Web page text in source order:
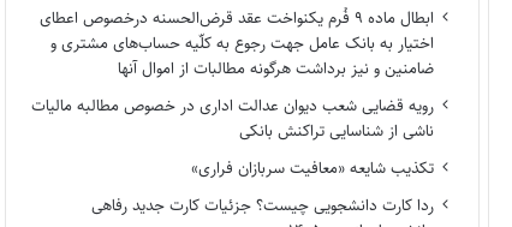
ابطال ماده ۹ فُرم یکنواخت عقد قرض‌الحسنه درخصوص اعطای
اختیار به بانک عامل جهت رجوع به کلّیه حساب‌های مشتری و
ضامنین و نیز برداشت هرگونه مطالبات از اموال آنها
رویه قضایی شعب دیوان عدالت اداری در خصوص مطالبه مالیات
ناشی از شناسایی تراکنش بانکی
تکذیب شایعه «معافیت سربازان فراری»
ردا کارت دانشجویی چیست؟ جزئیات کارت جدید رفاهی